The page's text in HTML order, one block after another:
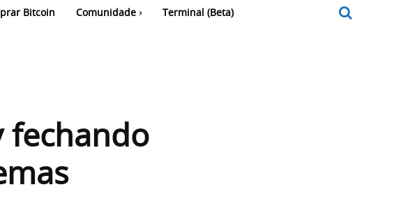
Bitcoin Comunidade Terminal (Beta)
fechando